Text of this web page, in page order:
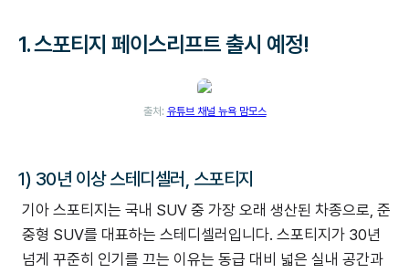
1.스포티지 페이스리프트 출시 예정!
출처: 유튜브 채널 뉴욕 맘모스
1) 30년 이상 스테디셀러, 스포티지
기아 스포티지는 국내 SUV 중 가장 오래 생산된 차종으로, 준
중형 SUV를 대표하는 스테디셀러입니다. 스포티지가 30년
넘게 꾸준히 인기를 끄는 이유는 동급 대비 넓은 실내 공간과